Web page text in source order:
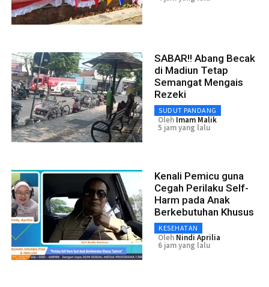
SABAR!! Abang Becak
di Madiun Tetap
Semangat Mengais
Rezeki
SUDUT PANDANG
Oleh Imam Malik
5 jam yang lalu
Kenali Pemicu guna
Cegah Perilaku Self-
Harm pada Anak
Berkebutuhan Khusus
KESEHATAN
Oleh Nindi Aprilia
6 jam yang lalu